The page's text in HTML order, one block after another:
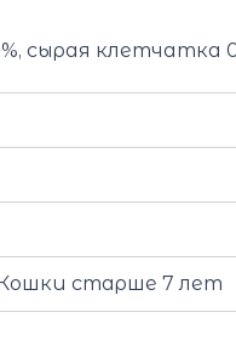
сырая клетчатка
старше 7 лет